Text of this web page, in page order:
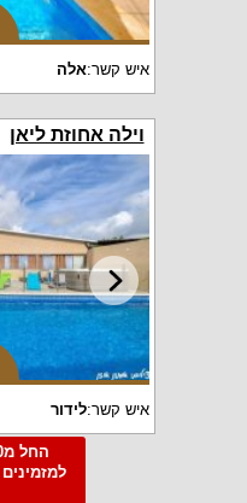
איש קשר:אלה
וילה אחוזת ליאן
איש קשר:לידור